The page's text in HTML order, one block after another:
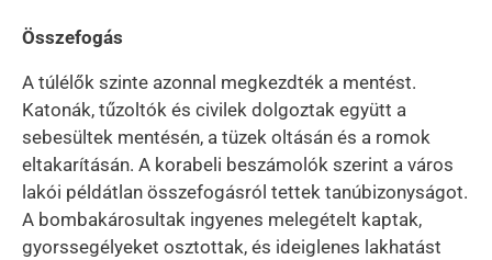
Összefogás
A túlélők szinte azonnal megkezdték a mentést.
Katonák, tűzoltók és civilek dolgoztak együtt a
sebesültek mentésén, a tüzek oltásán és a romok
eltakarításán. A korabeli beszámolók szerint a város
lakói példátlan összefogásról tettek tanúbizonyságot.
A bombakárosultak ingyenes melegételt kaptak,
gyorssegélyeket osztottak, és ideiglenes lakhatást